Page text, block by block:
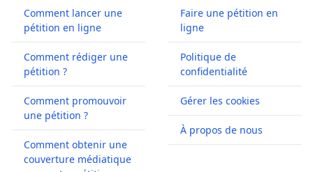
Comment lancer une
pétition en ligne
Comment rédiger une
pétition ?
Comment promouvoir
une pétition ?
Comment obtenir une
couverture médiatique
Faire une pétition en
ligne
Politique de
confidentialité
Gérer les cookies
À propos de nous